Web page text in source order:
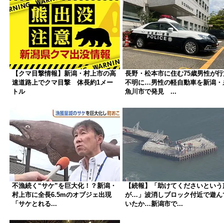
【クマ目撃情報】新潟・村上市の高
速道路上でクマ目撃 体長約1メー
トル
長野・松本市に住む75歳男性が
不明に…男性の軽自動車を新潟・
魚川市で発見 ...
不漁続く“サケ”を巨大化！？新潟・
村上市に全長6.5mのオブジェ出現
「サケとれる...
【続報】「助けてくださいという
が…」波消しブロック付近で遊ん
いたか…新潟市で...